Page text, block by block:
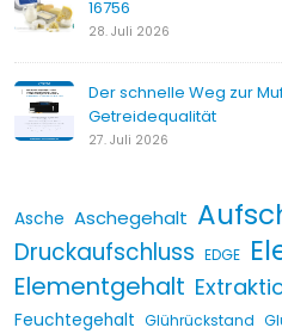
16756
28. Juli 2026
Der schnelle Weg zur
Getreidequalität
27. Juli 2026
Asche Aschegehalt
Druckaufschluss EDGE
Elementgehalt
Feuchtegehalt Glührückstand